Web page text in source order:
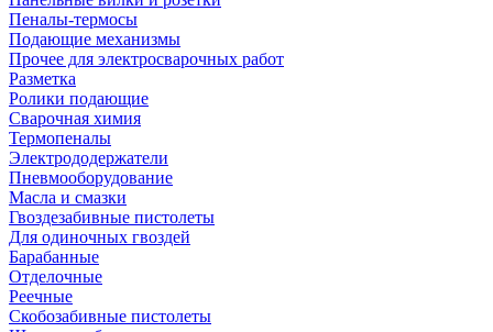
Пеналы-термосы
Подающие механизмы
Прочее для электросварочных работ
Разметка
Ролики подающие
Сварочная химия
Термопеналы
Электрододержатели
Пневмооборудование
Масла и смазки
Гвоздезабивные пистолеты
Для одиночных гвоздей
Барабанные
Отделочные
Реечные
Скобозабивные пистолеты